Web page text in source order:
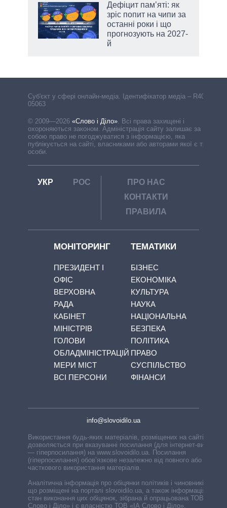
Дефіцит пам’яті: як
зріс попит на чипи за
останні роки і що
прогнозують на 2027-
й
Cуб'єкт у сфері онлайн-медіа. Ідентифікатор медіа – R40-
05063
© 2009—2026 «Слово і Діло». Всі права захищені і
охороняються законом. Адміністрація сайту залишає за
собою право не погоджуватися з інформацією, яка
публікується на сайті, власниками або авторами якої є треті
особи.
УКР РОС
ПРО НАС
КОНТАКТИ
ПРАВИЛА
МОНІТОРИНГ
ПРЕЗИДЕНТ І
ОФІС
ВЕРХОВНА
РАДА
КАБІНЕТ
МІНІСТРІВ
ГОЛОВИ
ОБЛАДМІНІСТРАЦІЙ
МЕРИ МІСТ
ВСІ ПЕРСОНИ
ТЕМАТИКИ
БІЗНЕС
ЕКОНОМІКА
КУЛЬТУРА
НАУКА
НАЦІОНАЛЬНА
БЕЗПЕКА
ПОЛІТИКА
ПРАВО
СУСПІЛЬСТВО
ФІНАНСИ
info@slovoidilo.ua
Використання будь-яких матеріалів, розміщених на сайті,
дозволяється при вказуванні посилання (для інтернет-видань
— гіперпосилання) на www.slovoidilo.ua. Посилання
(гіперпосилання) обов’язкове незалежно від повного або
часткового використання матеріалів.
Аналітична інформація про обіцянки політиків і чиновників,
що розміщені на порталі slovoidilo.ua, а також інформація про
стан виконання цих обіцянок, зібрана й опрацьована ТОВ «ІА
Слово і Діло» і є власністю ТОВ «ІА Слово і Діло».